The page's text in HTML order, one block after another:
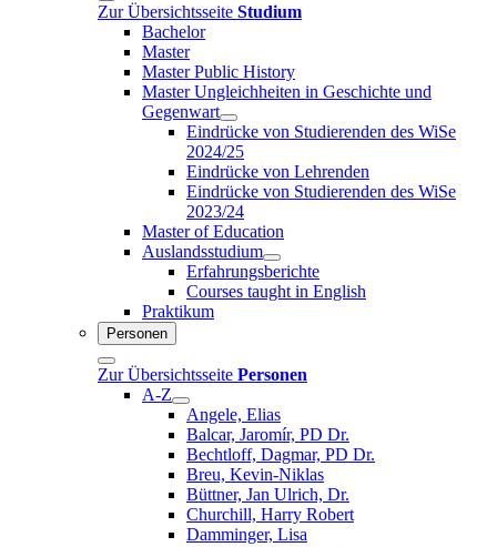
Zur Übersichtsseite Studium
Bachelor
Master
Master Public History
Master Ungleichheiten in Geschichte und
Gegenwart
Eindrücke von Studierenden des WiSe
2024/25
Eindrücke von Lehrenden
Eindrücke von Studierenden des WiSe
2023/24
Master of Education
Auslandsstudium
Erfahrungsberichte
Courses taught in English
Praktikum
Personen
Zur Übersichtsseite Personen
A-Z
Angele, Elias
Balcar, Jaromír, PD Dr.
Bechtloff, Dagmar, PD Dr.
Breu, Kevin-Niklas
Büttner, Jan Ulrich, Dr.
Churchill, Harry Robert
Damminger, Lisa